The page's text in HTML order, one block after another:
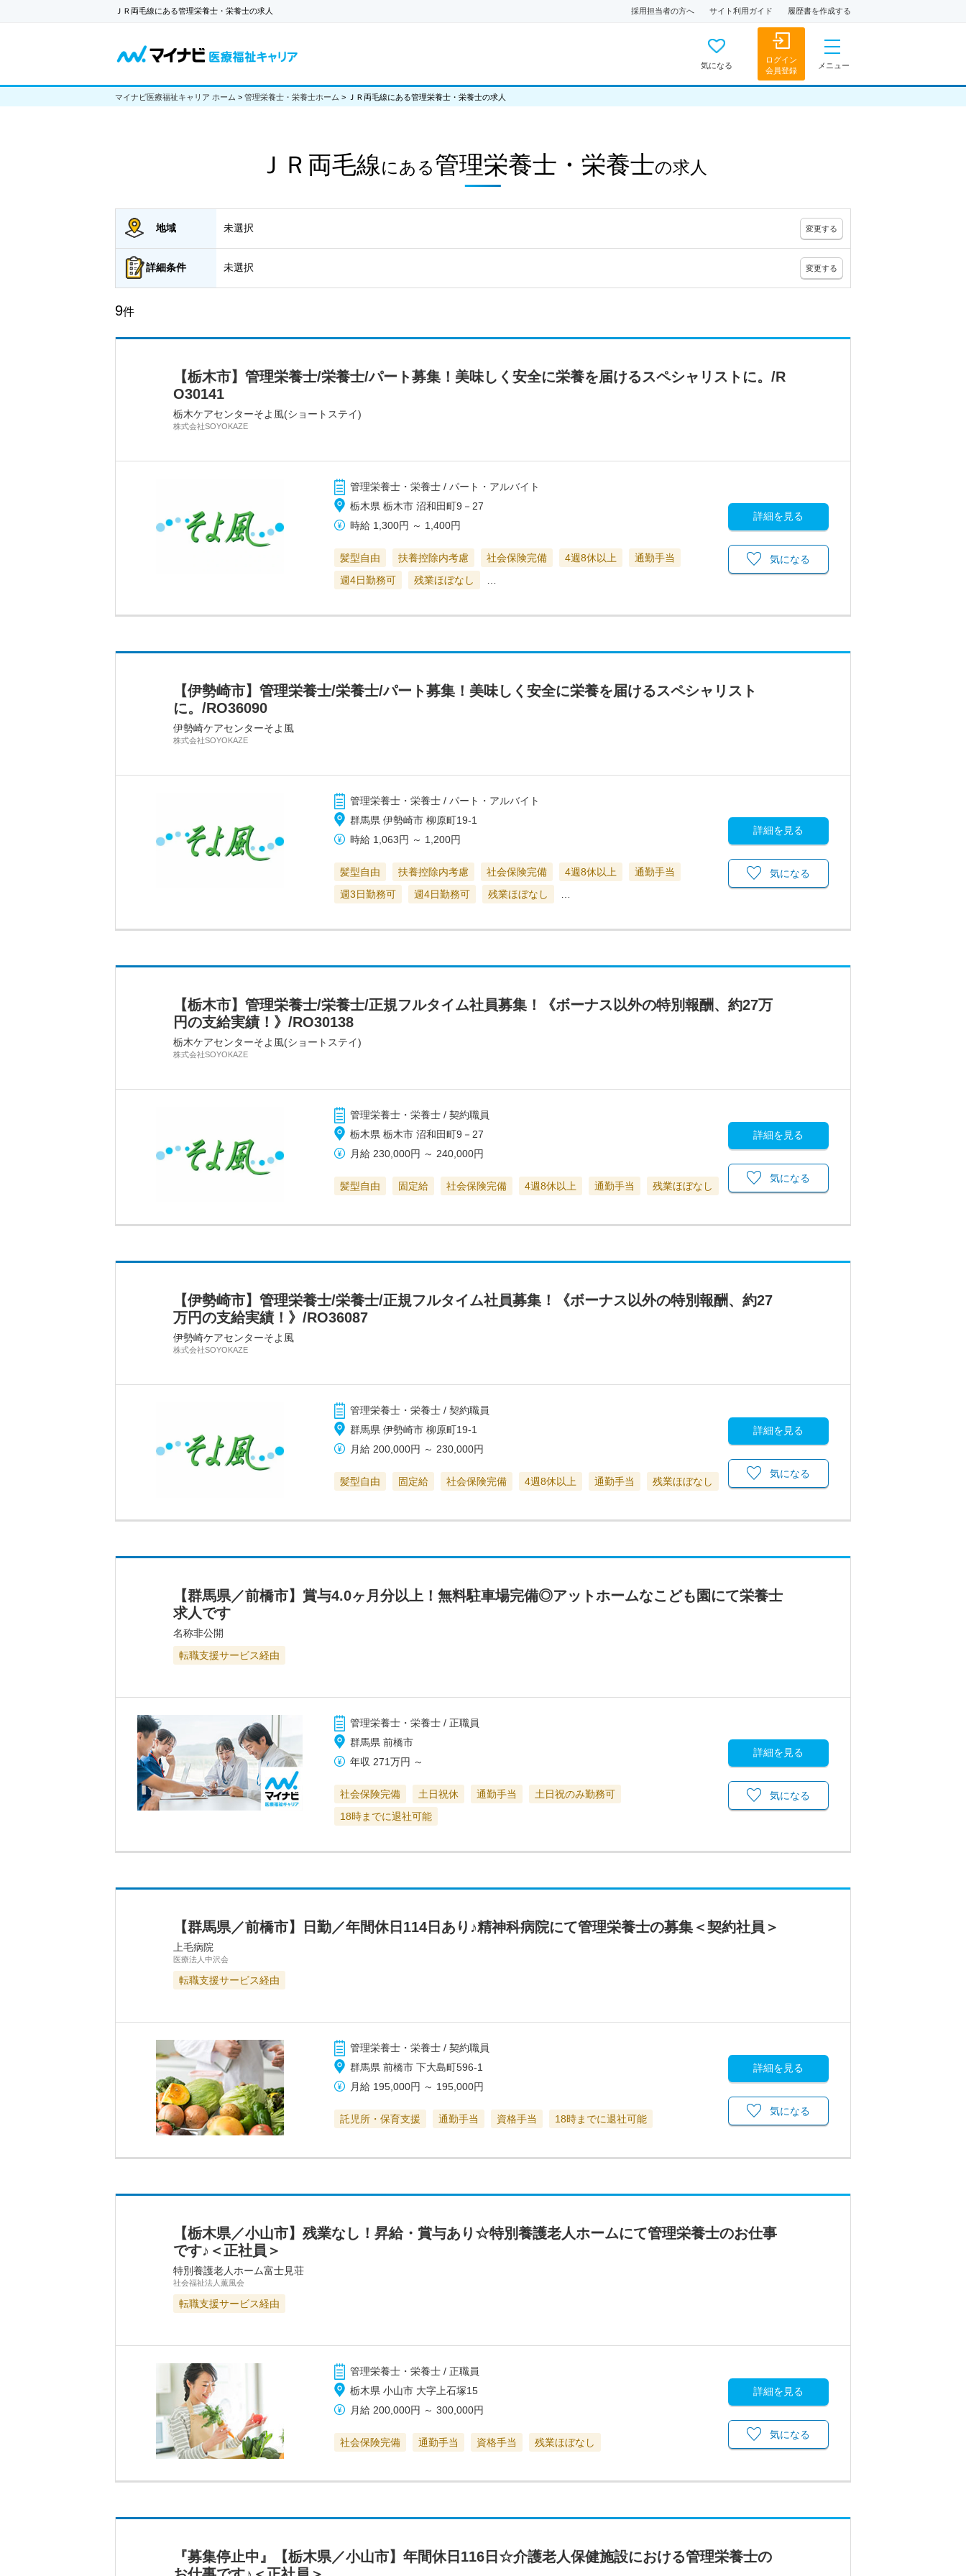
ＪＲ両毛線にある管理栄養士・栄養士の求人 採用担当者の方へ サイト利用ガイド 履歴書を作成する
気になる
ログイン
会員登録
メニュー
マイナビ医療福祉キャリア ホーム > 管理栄養士・栄養士ホーム > ＪＲ両毛線にある管理栄養士・栄養士の求人
ＪＲ両毛線にある管理栄養士・栄養士の求人
地域 未選択 変更する
詳細条件 未選択 変更する
9件
【栃木市】管理栄養士/栄養士/パート募集！美味しく安全に栄養を届けるスペシャリストに。/R
O30141
栃木ケアセンターそよ風(ショートステイ)
株式会社SOYOKAZE
管理栄養士・栄養士 / パート・アルバイト
栃木県 栃木市 沼和田町9－27
時給 1,300円 ～ 1,400円
髪型自由 扶養控除内考慮 社会保険完備 4週8休以上
通勤手当
週4日勤務可
残業ほぼなし
詳細を見る
気になる
【伊勢崎市】管理栄養士/栄養士/パート募集！美味しく安全に栄養を届けるスペシャリスト
に。/RO36090
伊勢崎ケアセンターそよ風
株式会社SOYOKAZE
管理栄養士・栄養士 / パート・アルバイト
群馬県 伊勢崎市 柳原町19-1
時給 1,063円 ～ 1,200円
髪型自由 扶養控除内考慮 社会保険完備 4週8休以上
通勤手当
週3日勤務可
週4日勤務可 残業ほぼなし
詳細を見る
気になる
【栃木市】管理栄養士/栄養士/正規フルタイム社員募集！《ボーナス以外の特別報酬、約27万
円の支給実績！》/RO30138
栃木ケアセンターそよ風(ショートステイ)
株式会社SOYOKAZE
管理栄養士・栄養士 / 契約職員
栃木県 栃木市 沼和田町9－27
月給 230,000円 ～ 240,000円
髪型自由 固定給 社会保険完備 4週8休以上 通勤手当 残業ほぼなし
詳細を見る
気になる
【伊勢崎市】管理栄養士/栄養士/正規フルタイム社員募集！《ボーナス以外の特別報酬、約27
万円の支給実績！》/RO36087
伊勢崎ケアセンターそよ風
株式会社SOYOKAZE
管理栄養士・栄養士 / 契約職員
群馬県 伊勢崎市 柳原町19-1
月給 200,000円 ～ 230,000円
髪型自由 固定給 社会保険完備 4週8休以上 通勤手当 残業ほぼなし
詳細を見る
気になる
【群馬県／前橋市】賞与4.0ヶ月分以上！無料駐車場完備◎アットホームなこども園にて栄養士
求人です
名称非公開
転職支援サービス経由
管理栄養士・栄養士 / 正職員
群馬県 前橋市
年収 271万円 ～
社会保険完備 土日祝休 通勤手当
土日祝のみ勤務可
18時までに退社可能
詳細を見る
気になる
【群馬県／前橋市】日勤／年間休日114日あり♪精神科病院にて管理栄養士の募集＜契約社員＞
上毛病院
医療法人中沢会
転職支援サービス経由
管理栄養士・栄養士 / 契約職員
群馬県 前橋市 下大島町596-1
月給 195,000円 ～ 195,000円
託児所・保育支援 通勤手当 資格手当 18時までに退社可能
詳細を見る
気になる
【栃木県／小山市】残業なし！昇給・賞与あり☆特別養護老人ホームにて管理栄養士のお仕事
です♪＜正社員＞
特別養護老人ホーム富士見荘
社会福祉法人薫風会
転職支援サービス経由
管理栄養士・栄養士 / 正職員
栃木県 小山市 大字上石塚15
月給 200,000円 ～300,000円
社会保険完備 通勤手当 資格手当 残業ほぼなし
詳細を見る
気になる
『募集停止中』【栃木県／小山市】年間休日116日☆介護老人保健施設における管理栄養士の